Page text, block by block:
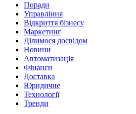
Поради
Управління
Відкриття бізнесу
Маркетинг
Ділимося досвідом
Новини
Автоматизація
Фінанси
Доставка
Юридичне
Технології
Тренди